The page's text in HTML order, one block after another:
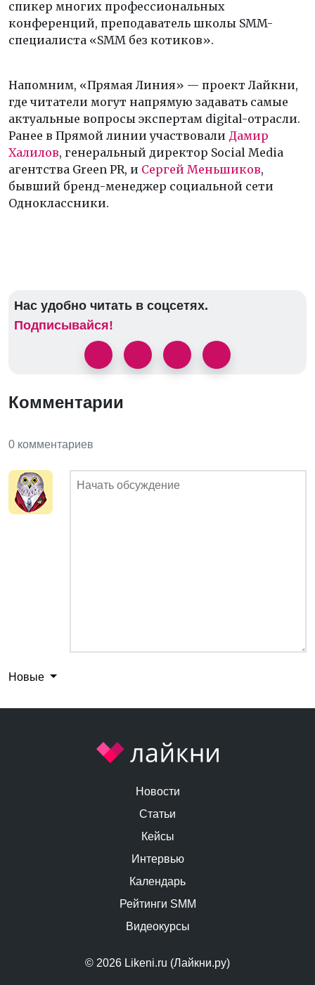
спикер многих профессиональных
конференций, преподаватель школы SMM-
специалиста «SMM без котиков».
Напомним, «Прямая Линия» — проект Лайкни,
где читатели могут напрямую задавать самые
актуальные вопросы экспертам digital-отрасли.
Ранее в Прямой линии участвовали Дамир
Халилов, генеральный директор Social Media
агентства Green PR, и Сергей Меньшиков,
бывший бренд-менеджер социальной сети
Одноклассники.
Нас удобно читать в соцсетях.
Подписывайся!
Комментарии
0 комментариев
Новые
© 2026 Likeni.ru (Лайкни.ру)
Новости
Статьи
Кейсы
Интервью
Календарь
Рейтинги SMM
Видеокурсы